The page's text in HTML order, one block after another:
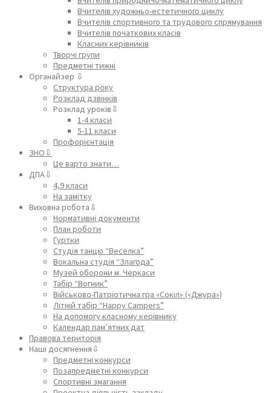
Вчителів художньо-естетичного циклу
Вчителів спортивного та трудового спрямування
Вчителів початкових класів
Класних керівників
Творчі групи
Предметні тижні
Органайзер ⇩
Структура року
Розклад дзвінків
Розклад уроків⇩
1-4 класи
5-11 класи
Профорієнтація
ЗНО⇩
Це варто знати…
ДПА⇩
4,9 класи
На замітку
Виховна робота⇩
Нормативні документи
План роботи
Гуртки
Студія танцю “Веселка”
Вокальна студія “Злагода”
Музей оборони м. Черкаси
Табір “Вогник”
Військово-Патріотична гра «Сокіл» («Джура»)
Літній табір “Happy Campers”
На допомогу класному керівнику
Календар пам’ятних дат
Правова територія
Наші досягнення⇩
Предметні конкурси
Позапредметні конкурси
Спортивні змагання